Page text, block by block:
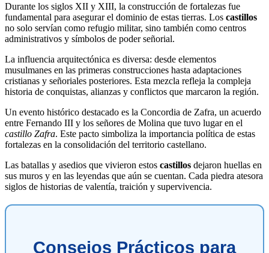
Durante los siglos XII y XIII, la construcción de fortalezas fue
fundamental para asegurar el dominio de estas tierras. Los castillos
no solo servían como refugio militar, sino también como centros
administrativos y símbolos de poder señorial.
La influencia arquitectónica es diversa: desde elementos
musulmanes en las primeras construcciones hasta adaptaciones
cristianas y señoriales posteriores. Esta mezcla refleja la compleja
historia de conquistas, alianzas y conflictos que marcaron la región.
Un evento histórico destacado es la Concordia de Zafra, un acuerdo
entre Fernando III y los señores de Molina que tuvo lugar en el
castillo Zafra. Este pacto simboliza la importancia política de estas
fortalezas en la consolidación del territorio castellano.
Las batallas y asedios que vivieron estos castillos dejaron huellas en
sus muros y en las leyendas que aún se cuentan. Cada piedra atesora
siglos de historias de valentía, traición y supervivencia.
Consejos Prácticos para